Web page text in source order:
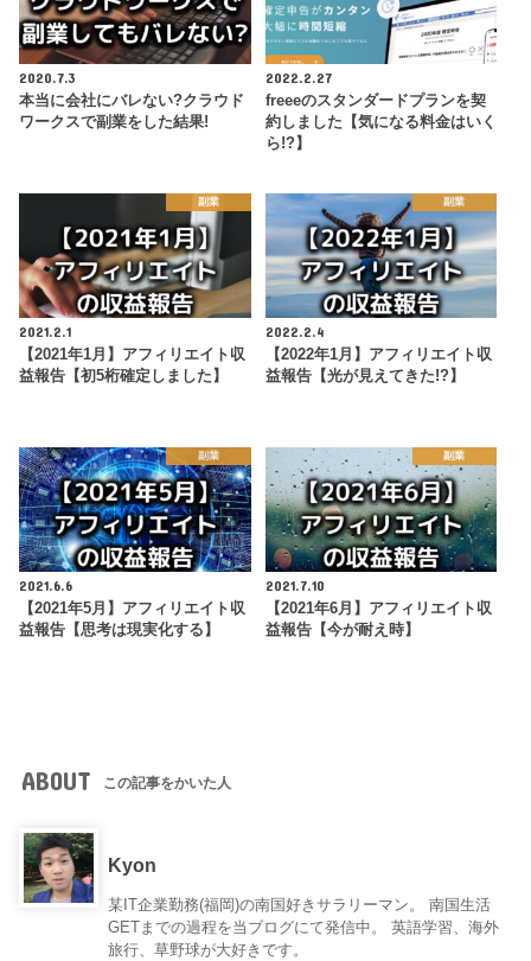
2020.7.3
本当に会社にバレない?クラウド
ワークスで副業をした結果!
2022.2.27
freeeのスタンダードプランを契
約しました【気になる料金はいく
ら!?】
副業
2021.2.1
【2021年1月】アフィリエイト収
益報告【初5桁確定しました】
副業
2022.2.4
【2022年1月】アフィリエイト収
益報告【光が見えてきた!?】
副業
2021.6.6
【2021年5月】アフィリエイト収
益報告【思考は現実化する】
副業
2021.7.10
【2021年6月】アフィリエイト収
益報告【今が耐え時】
ABOUT この記事をかいた人
Kyon
某IT企業勤務(福岡)の南国好きサラリーマン。 南国生活
GETまでの過程を当ブログにて発信中。 英語学習、海外
旅行、草野球が大好きです。